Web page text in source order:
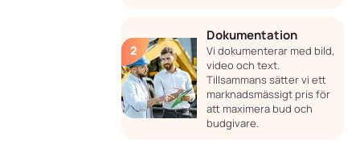
Dokumentation
Vi dokumenterar med bild,
video och text.
Tillsammans sätter vi ett
marknadsmässigt pris för
att maximera bud och
budgivare.